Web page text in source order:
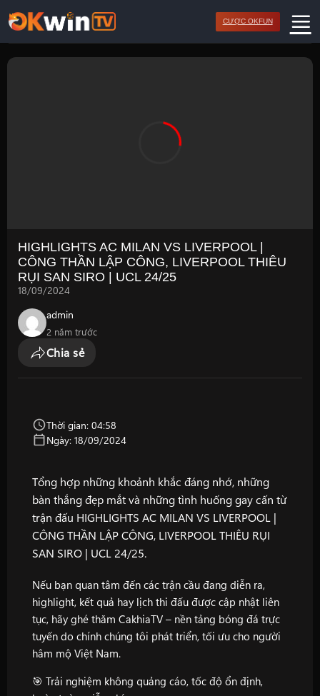
qua
nội
dung
CƯỢC OKFUN
HIGHLIGHTS AC MILAN VS LIVERPOOL |
CÔNG THẦN LẬP CÔNG, LIVERPOOL THIÊU
RỤI SAN SIRO | UCL 24/25
18/09/2024
admin
2 năm trước
Chia sẻ
Thời gian: 04:58
Ngày: 18/09/2024
Tổng hợp những khoảnh khắc đáng nhớ, những
bàn thắng đẹp mắt và những tình huống gay cấn từ
trận đấu HIGHLIGHTS AC MILAN VS LIVERPOOL |
CÔNG THẦN LẬP CÔNG, LIVERPOOL THIÊU RỤI
SAN SIRO | UCL 24/25.
Nếu bạn quan tâm đến các trận cầu đang diễn ra,
highlight, kết quả hay lịch thi đấu được cập nhật liên
tục, hãy ghé thăm CakhiaTV – nền tảng bóng đá trực
tuyến do chính chúng tôi phát triển, tối ưu cho người
hâm mộ Việt Nam.
🎯 Trải nghiệm không quảng cáo, tốc độ ổn định,